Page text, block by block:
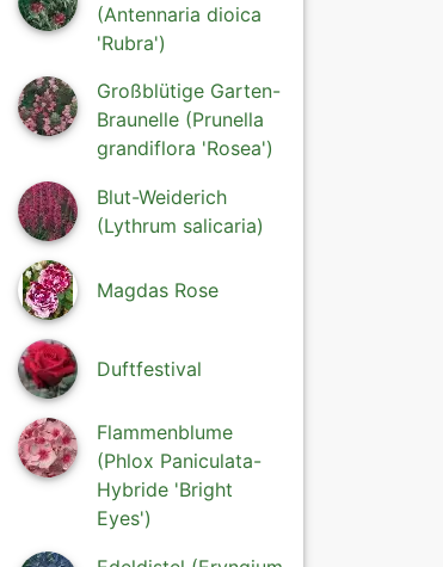
(Antennaria dioica
'Rubra')
Großblütige Garten-
Braunelle (Prunella
grandiflora 'Rosea')
Blut-Weiderich
(Lythrum salicaria)
Magdas Rose
Duftfestival
Flammenblume
(Phlox Paniculata-
Hybride 'Bright
Eyes')